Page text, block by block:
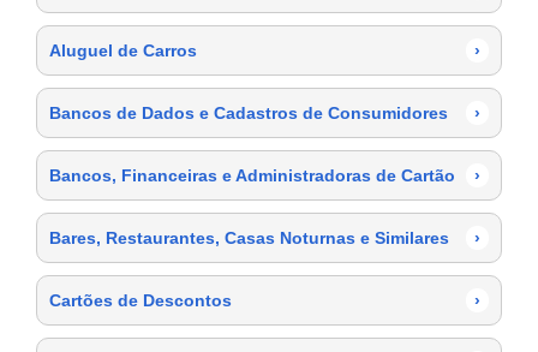
Aluguel de Carros ›
Bancos de Dados e Cadastros de Consumidores ›
Bancos, Financeiras e Administradoras de Cartão ›
Bares, Restaurantes, Casas Noturnas e Similares ›
Cartões de Descontos ›